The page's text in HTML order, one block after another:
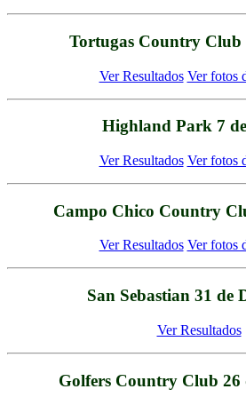
Tortugas Country Club
Ver Resultados Ver fotos
Highland Park 7
Ver Resultados Ver fotos
Campo Chico Country
Ver Resultados Ver fotos
San Sebastian 31 de
Ver Resultados
Golfers Country Club 26